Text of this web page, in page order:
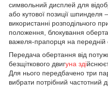
символьний дисплей для
або кутової позиції
використанні розподільчого
положення, блокування
важеля-прапорця на передній
Передача обертання від
безщіткового двигуна зді
Для нього передбачено три
вибрати потрібний частотний